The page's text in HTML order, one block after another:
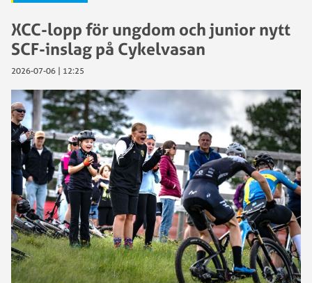
XCC-lopp för ungdom och junior nytt
SCF-inslag på Cykelvasan
2026-07-06 | 12:25